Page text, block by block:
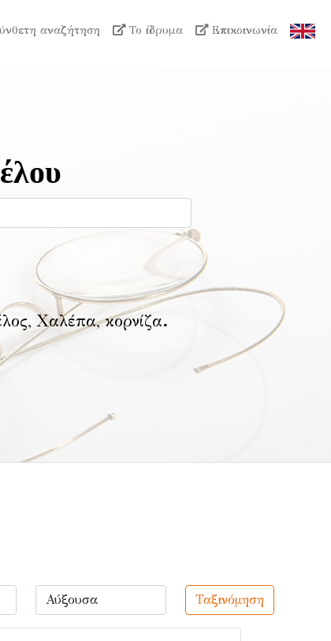
αναζήτηση Το ίδρυμα Επικοινωνία
Χαλέπα, κορνίζα.
Ταξινόμηση